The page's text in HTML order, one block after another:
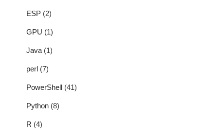
ESP (2)
GPU (1)
Java (1)
perl (7)
PowerShell (41)
Python (8)
R (4)